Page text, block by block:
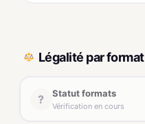
Légalité par format
? Statut formats
Vérification en cours